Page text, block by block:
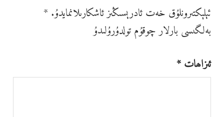
ئېلېكتىرونلۇق خەت ئادرېسىڭىز ئاشكارىلانمايدۇ.*
بەلگىسى بارلار چوقۇم تولدۇرۇلىدۇ
ئىزاھات*